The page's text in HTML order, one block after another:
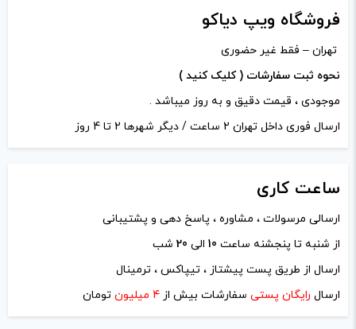
دیدگاه شما*
نام*
ایمیل*
فروشگاه ویپ دیاکو
تهران – فقط غیر حضوری
نحوه ثبت سفارشات ( کلیک کنید )
موجودی ، قیمت دقیق و به روز میباشد .
ارسال فوری داخل تهران 2 ساعت / دیگر شهرها 2 تا 4 روز
ساعت کاری
ارسالی مرسولات ، مشاوره ، پاسخ دهی و پشتیبانی
از شنبه تا پنجشنه ساعت 10 الی 20 شب
ارسال از طریق پست پیشتاز ، تیپاکس ، ترمینال
ارسال رایگان پستی سفارشات بیش از 4 میلیون تومان